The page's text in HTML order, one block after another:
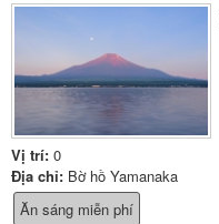
Vị trí: 0
Địa chỉ: Bờ hồ Yamanaka
Ăn sáng miễn phí